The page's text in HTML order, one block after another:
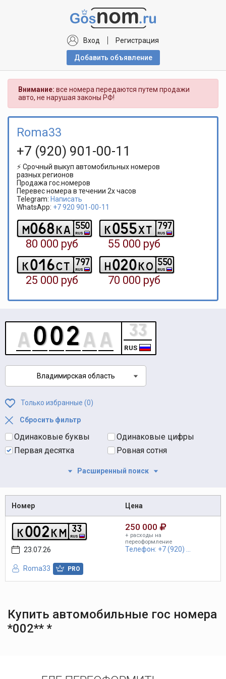
Вход Регистрация
Добавить объявлениe
Внимание: все номера передаются путем продажи
авто, не нарушая законы РФ!
Roma33
+7 (920) 901-00-11
⚡ Срочный выкуп автомобильных номеров
разных регионов
Продажа гос.номеров
Перевес номера в течении 2х часов
Telegram: Написать
WhatsApp: +7 920 901-00-11
m068ka RUS
550
80 000 руб
k055xt RUS
797
55 000 руб
k016ct RUS
797
25 000 руб
h020ko RUS
550
70 000 руб
RUS
Владимирская область
Только избранные (0)
Сбросить фильтр
Одинаковые буквы
Одинаковые цифры
Первая десятка
Ровная сотня
Расширенный поиск
Номер Цена
k002k m RUS
33
23.07.26
Roma33 PRO
250 000
+ расходы на
переоформление
Телефон: +7 (920) ...
Купить автомобильные гос номера
*002** *